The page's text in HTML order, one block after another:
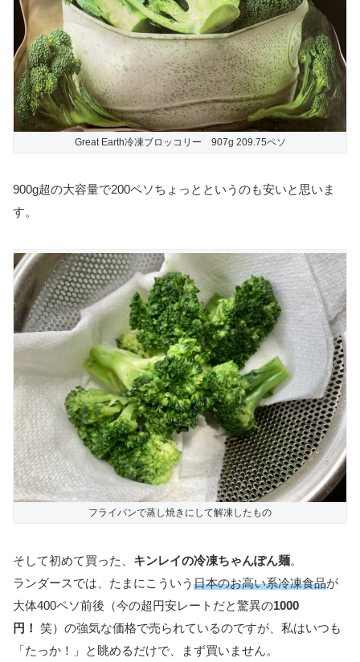
Great Earth冷凍ブロッコリー 907g 209.75ペソ
900g超の大容量で200ペソちょっとというのも安いと思いま
す。
フライパンで蒸し焼きにして解凍したもの
そして初めて買った、 キンレイの冷凍ちゃんぽん麺。
ランダースでは、たまにこういう 日本のお高い系冷凍食品が
大体400ペソ前後（今の超円安レートだと驚異の1000
円！ 笑）の強気な価格で売られているのですが、私はいつも
「たっか！」と眺めるだけで、まず買いません。